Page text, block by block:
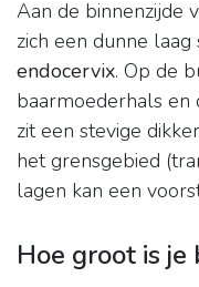
Aan de binnenzijde
zich een dunne
endocervix. Op de
baarmoederhals en
zit een stevige
het grensgebied
lagen kan een
Hoe groot is